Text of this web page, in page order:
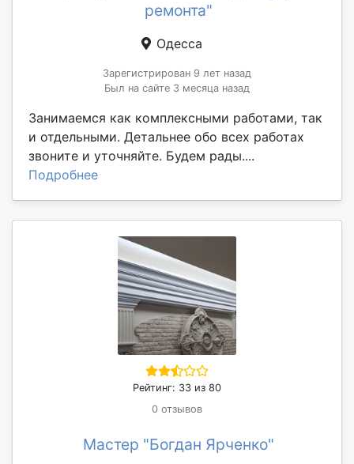
ремонта"
Одесса
Зарегистрирован 9 лет назад
Был на сайте 3 месяца назад
Занимаемся как комплексными работами, так
и отдельными. Детальнее обо всех работах
звоните и уточняйте. Будем рады....
Подробнее
Рейтинг: 33 из 80
0 отзывов
Мастер "Богдан Ярченко"